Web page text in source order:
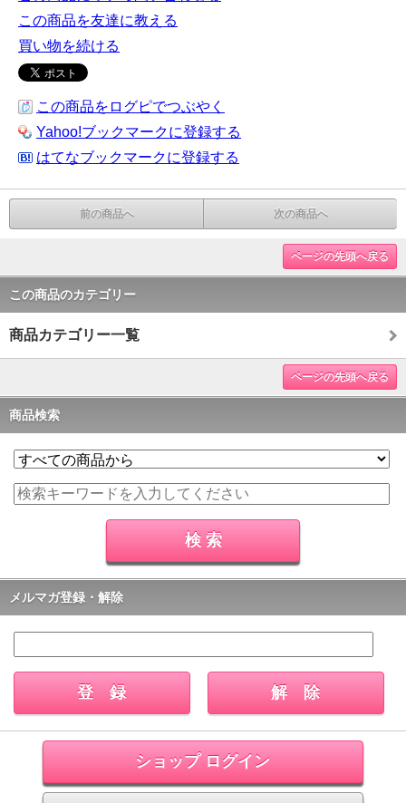
この商品を友達に教える
買い物を続ける
この商品をログピでつぶやく
Yahoo!ブックマークに登録する
はてなブックマークに登録する
前の商品へ 次の商品へ
ページの先頭へ戻る
この商品のカテゴリー
商品カテゴリー一覧
ページの先頭へ戻る
商品検索
メルマガ登録・解除
ショップ ログイン